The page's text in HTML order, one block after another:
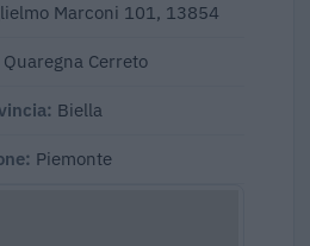
Marconi 101, 13854
Quaregna Cerreto
Biella
Piemonte